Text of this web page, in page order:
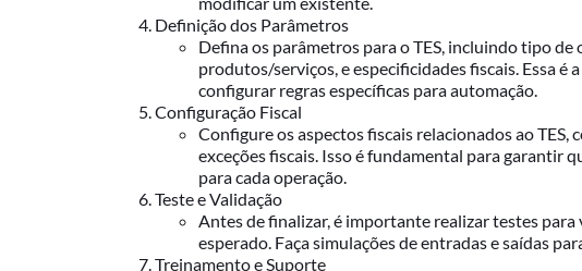
Definição dos Parâmetros
Defina os parâmetros para o TES, incluindo tipo
produtos/serviços, e especificidades fiscais. Essa é
configurar regras específicas para automação.
Configuração Fiscal
Configure os aspectos fiscais relacionados ao TES,
exceções fiscais. Isso é fundamental para garantir
para cada operação.
Teste e Validação
Antes de finalizar, é importante realizar testes
esperado. Faça simulações de entradas e saídas
Treinamento e Suporte